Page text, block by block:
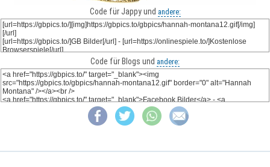
Code für Jappy und andere:
Code für Blogs und andere: